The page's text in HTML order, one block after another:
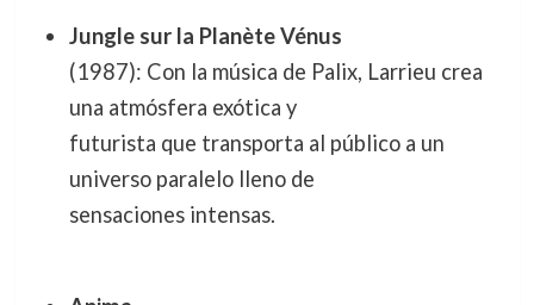
Jungle sur la Planète Vénus
(1987): Con la música de Palix, Larrieu crea
una atmósfera exótica y
futurista que transporta al público a un
universo paralelo lleno de
sensaciones intensas.